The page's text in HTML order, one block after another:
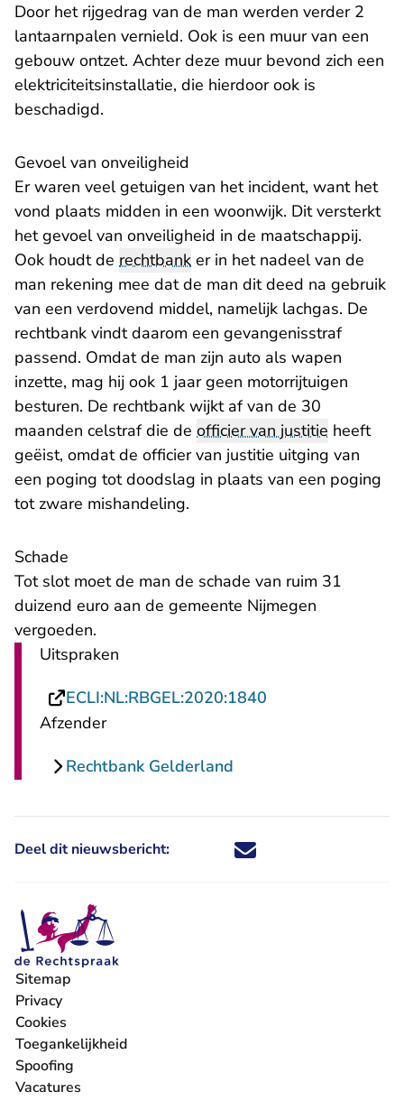
Door het rijgedrag van de man werden verder 2
lantaarnpalen vernield. Ook is een muur van een
gebouw ontzet. Achter deze muur bevond zich een
elektriciteitsinstallatie, die hierdoor ook is
beschadigd.
Gevoel van onveiligheid
Er waren veel getuigen van het incident, want het
vond plaats midden in een woonwijk. Dit versterkt
het gevoel van onveiligheid in de maatschappij.
Ook houdt de rechtbank er in het nadeel van de
man rekening mee dat de man dit deed na gebruik
van een verdovend middel, namelijk lachgas. De
rechtbank vindt daarom een gevangenisstraf
passend. Omdat de man zijn auto als wapen
inzette, mag hij ook 1 jaar geen motorrijtuigen
besturen. De rechtbank wijkt af van de 30
maanden celstraf die de officier van justitie heeft
geëist, omdat de officier van justitie uitging van
een poging tot doodslag in plaats van een poging
tot zware mishandeling.
Schade
Tot slot moet de man de schade van ruim 31
duizend euro aan de gemeente Nijmegen
vergoeden.
Uitspraken
ECLI:NL:RBGEL:2020:1840
Afzender
Rechtbank Gelderland
Deel dit nieuwsbericht: Deel dit nieuwsbericht via X -
Deel dit nieuwsbericht via
Deel dit nieuwsbericht
Deel dit
Sitemap
Privacy
Cookies
Toegankelijkheid
Spoofing
Vacatures
- U verlaat Rechtspraak.nl